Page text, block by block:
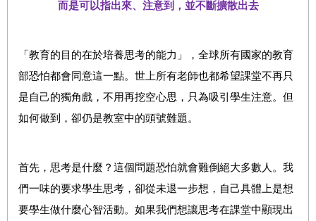
而是可以指出來、注意到 ， 並不斷擴散出去
「教育的目的在於培養思考的能力」，全球所有國家的教育
部恐怕都會同意這一點。世上所有老師也都希望課堂不再只
是自己的獨角戲，不用再挖空心思 ，只為吸引學生注意。 但
如何做到，卻仍是教室中的頭號難題。
首先 ，思考是什麼 ？ 這個問題恐怕就會難倒絕大多數人。 我
們一味的要求學生思考，卻從未退一步想，自己具體上是想
要學生做什麼心智活動。如果我們想讓思考在課堂中顯現出